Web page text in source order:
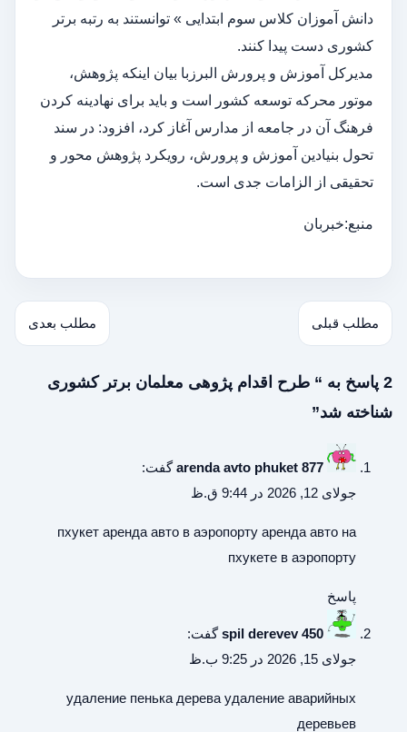
دانش آموزان کلاس سوم ابتدایی » توانستند به رتبه برتر
کشوری دست پیدا کنند.
مدیرکل آموزش و پرورش البرزبا بیان اینکه پژوهش،
موتور محرکه توسعه کشور است و باید برای نهادینه کردن
فرهنگ آن در جامعه از مدارس آغاز کرد، افزود: در سند
تحول بنیادین آموزش و پرورش، رویکرد پژوهش محور و
تحقیقی از الزامات جدی است.
منبع:خبربان
مطلب قبلی مطلب بعدی
2 پاسخ به “ طرح اقدام پژوهی معلمان برتر کشوری
شناخته شد”
arenda avto phuket 877 گفت:
جولای 12, 2026 در 9:44 ق.ظ
пхукет аренда авто в аэропорту аренда авто на
пхукете в аэропорту
پاسخ
spil derevev 450 گفت:
جولای 15, 2026 در 9:25 ب.ظ
удаление пенька дерева удаление аварийных
деревьев